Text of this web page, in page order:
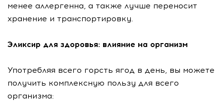
менее аллергенна, а также лучше переносит
хранение и транспортировку.
Эликсир для здоровья: влияние на организм
Употребляя всего горсть ягод в день, вы можете
получить комплексную пользу для всего
организма: